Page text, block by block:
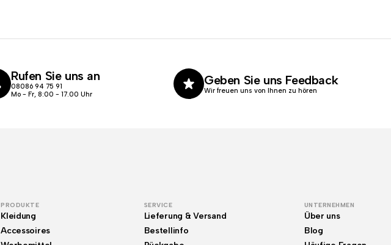
Rufen Sie uns an
08086 94 75 91
Mo - Fr, 8:00 - 17.00 Uhr
Geben Sie uns Feedback
Wir freuen uns von Ihnen zu hören
PRODUKTE
Kleidung
Accessoires
SERVICE
Lieferung & Versand
Bestellinfo
UNTERNEHMEN
Über uns
Blog